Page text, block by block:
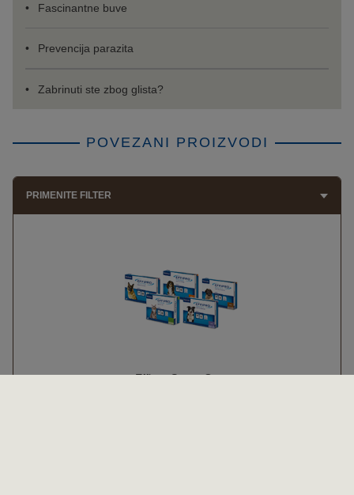
Fascinantne buve
Prevencija parazita
Zabrinuti ste zbog glista?
POVEZANI PROIZVODI
PRIMENITE FILTER
Effipro Spot - On